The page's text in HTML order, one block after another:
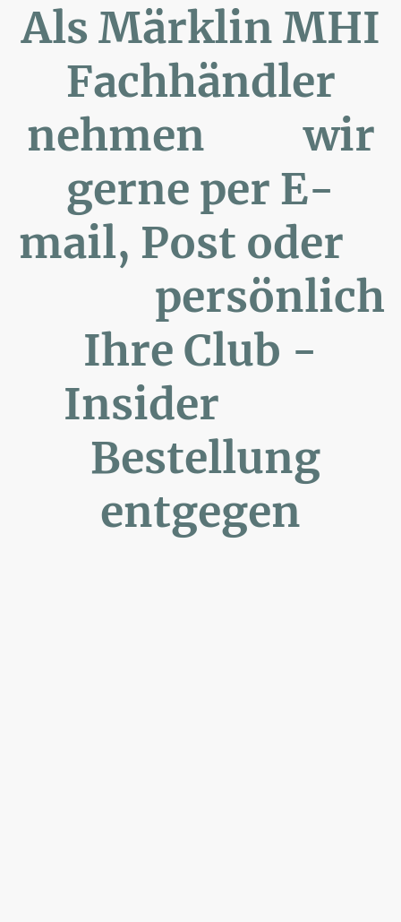
Als Märklin MHI
Fachhändler
nehmen wir
gerne per E-
mail, Post oder
persönlich
Ihre Club -
Insider
Bestellung
entgegen